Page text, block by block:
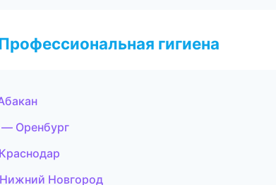
гигиена
— Оренбург
Новгород